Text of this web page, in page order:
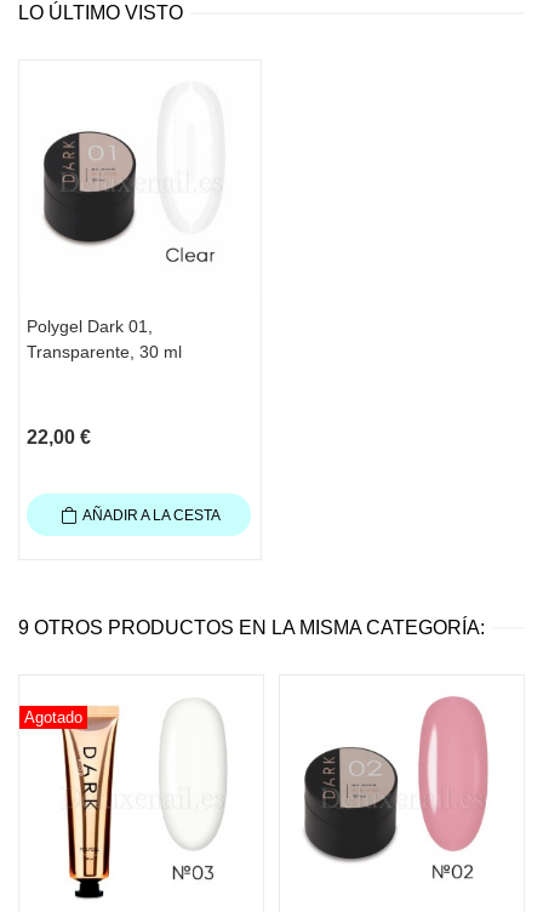
1. Prepara la placa de la uña. Levanta las escamas de la placa
de la uña con un pulidor, elimina el polvo.
2. Aplica Nail Prep Dehydrator y Primer de Acido
5. Lima la superficie de la uña si es necesario.
LO ÚLTIMO VISTO
Polygel Dark 01,
Transparente, 30 ml
22,00 €
AÑADIR A LA CESTA
9 OTROS PRODUCTOS EN LA MISMA CATEGORÍA:
Agotado